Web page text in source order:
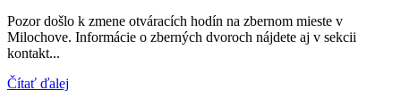
Pozor došlo k zmene otváracích hodín na zbernom mieste v
Milochove. Informácie o zberných dvoroch nájdete aj v sekcii
kontakt...
Čítať ďalej